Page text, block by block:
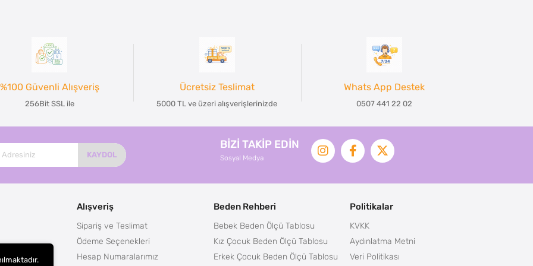
%100 Güvenli Alışveriş
256Bit SSL ile
Ücretsiz Teslimat
5000 TL ve üzeri alışverişlerinizde
Whats App Destek
0507 441 22 02
KAYDOL
BİZİ TAKİP EDİN
Sosyal Medya
Alışveriş
Sipariş ve Teslimat
Ödeme Seçenekleri
Hesap Numaralarımız
Beden Rehberi
Bebek Beden Ölçü Tablosu
Kız Çocuk Beden Ölçü Tablosu
Erkek Çocuk Beden Ölçü Tablosu
Politikalar
KVKK
Aydınlatma Metni
Veri Politikası